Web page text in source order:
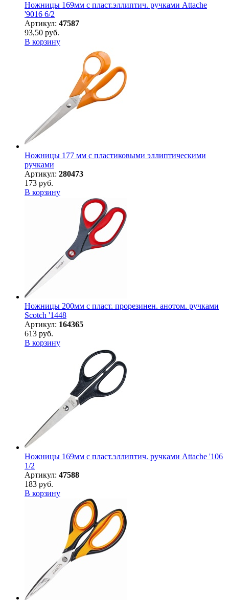
Ножницы 169мм с пласт.эллиптич. ручками Attache
'9016 6/2
Артикул: 47587
93,50 руб.
В корзину
Ножницы 177 мм с пластиковыми эллиптическими
ручками
Артикул: 280473
173 руб.
В корзину
Ножницы 200мм с пласт. прорезинен. анотом. ручками
Scotch '1448
Артикул: 164365
613 руб.
В корзину
Ножницы 169мм с пласт.эллиптич. ручками Attache '106
1/2
Артикул: 47588
183 руб.
В корзину